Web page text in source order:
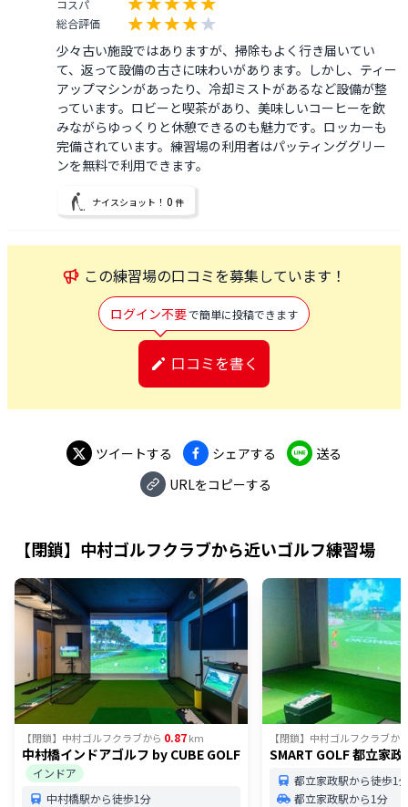
コスパ
総合評価
少々古い施設ではありますが、掃除もよく行き届いてい
て、返って設備の古さに味わいがあります。しかし、ティー
アップマシンがあったり、冷却ミストがあるなど設備が整
っています。ロビーと喫茶があり、美味しいコーヒーを飲
みながらゆっくりと休憩できるのも魅力です。ロッカーも
完備されています。練習場の利用者はパッティンググリー
ンを無料で利用できます。
ナイスショット！ 0 件
この練習場の口コミを募集しています！
ログイン不要で簡単に投稿できます
口コミを書く
ツイートする シェアする
送る
URLをコピーする
【閉鎖】中村ゴルフクラブから近いゴルフ練習場
【閉鎖】中村ゴルフクラブから 0.87km
中村橋インドアゴルフ by CUBE GOLF
インドア
中村橋駅から徒歩1分
【閉鎖】中村ゴルフクラブか
SMART GOLF 都立家政
都立家政駅から徒歩1
都立家政駅から1分